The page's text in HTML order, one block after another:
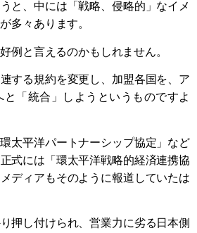
と、中には「戦略、侵略的」なイメ
多々あります。
例と言えるのかもしれません。
する規約を変更し、加盟各国を、ア
と「統合」しようというものですよ
太平洋パートナーシップ協定」など
式には「環太平洋戦略的経済連携協
ディアもそのように報道していたは
押し付けられ、営業力に劣る日本側